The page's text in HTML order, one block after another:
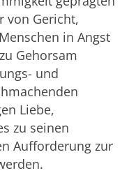
von Gericht,
in Angst
Gehorsam
und
Liebe,
zu seinen
Aufforderung zur